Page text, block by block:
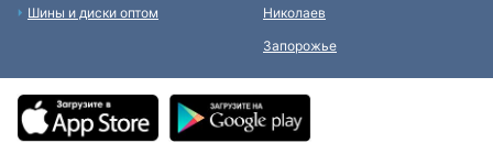
Шины и диски оптом
Николаев
Запорожье